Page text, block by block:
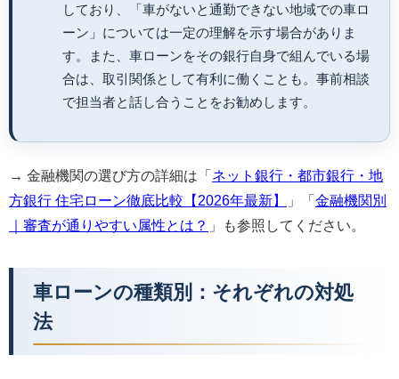
しており、「車がないと通勤できない地域での車ロ
ーン」については一定の理解を示す場合がありま
す。また、車ローンをその銀行自身で組んでいる場
合は、取引関係として有利に働くことも。事前相談
で担当者と話し合うことをお勧めします。
→ 金融機関の選び方の詳細は「 ネット銀行・都市銀行・地
方銀行 住宅ローン徹底比較【2026年最新】
」「 金融機関別
｜審査が通りやすい属性とは？
」も参照してください。
車ローンの種類別：それぞれの対処
法